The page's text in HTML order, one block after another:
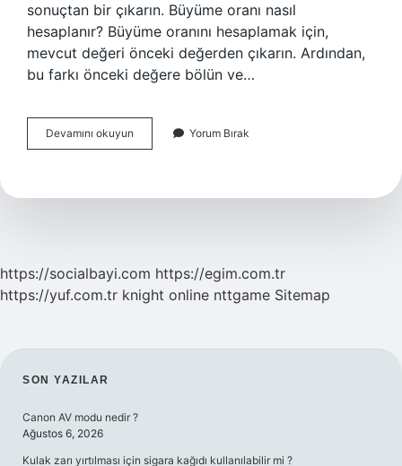
sonuçtan bir çıkarın. Büyüme oranı nasıl
hesaplanır? Büyüme oranını hesaplamak için,
mevcut değeri önceki değerden çıkarın. Ardından,
bu farkı önceki değere bölün ve…
Devamını okuyun
Büyüme
Hesaplanır
Yorum Bırak
https://socialbayi.com https://egim.com.tr
https://yuf.com.tr knight online nttgame Sitemap
SIDEBAR
SON YAZILAR
Canon AV modu nedir ?
Ağustos 6, 2026
Kulak zarı yırtılması için sigara kağıdı kullanılabilir mi ?